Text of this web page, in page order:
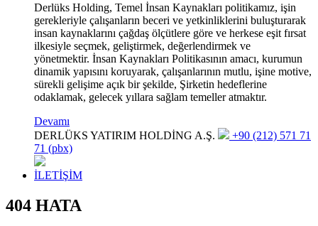
Derlüks Holding, Temel İnsan Kaynakları politikamız, işin
gerekleriyle çalışanların beceri ve yetkinliklerini buluşturarak
insan kaynaklarını çağdaş ölçütlere göre ve herkese eşit fırsat
ilkesiyle seçmek, geliştirmek, değerlendirmek ve
yönetmektir. İnsan Kaynakları Politikasının amacı, kurumun
dinamik yapısını koruyarak, çalışanlarının mutlu, işine motive,
sürekli gelişime açık bir şekilde, Şirketin hedeflerine
odaklamak, gelecek yıllara sağlam temeller atmaktır.
Devamı
DERLÜKS YATIRIM HOLDİNG A.Ş.
+90 (212) 571 71
71 (pbx)
İLETİŞİM
404 HATA